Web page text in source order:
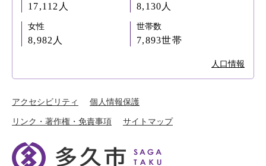
17,112人 8,130人
女性
8,982人
世帯数
7,893世帯
人口情報
アクセシビリティ 個人情報保護
リンク・著作権・免責事項 サイトマップ